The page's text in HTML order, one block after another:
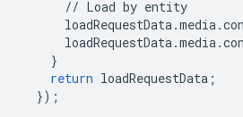
// Load by entity
loadRequestData.media.
loadRequestData.media.
}
return loadRequestData ;
});